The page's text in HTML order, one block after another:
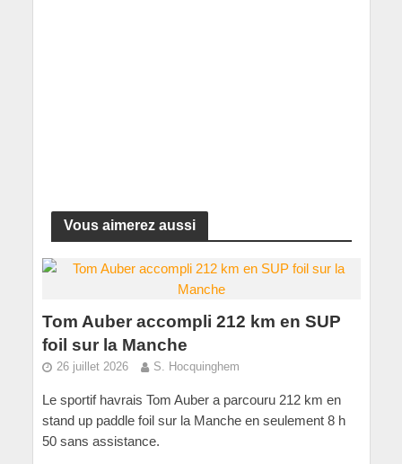
Vous aimerez aussi
Tom Auber accompli 212 km en SUP
foil sur la Manche
26 juillet 2026 S. Hocquinghem
Le sportif havrais Tom Auber a parcouru 212 km en
stand up paddle foil sur la Manche en seulement 8 h
50 sans assistance.